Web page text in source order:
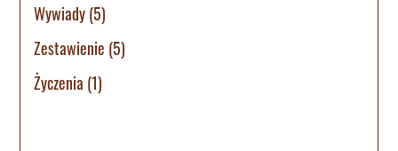
Wywiady(5)
Zestawienie (5)
Życzenia (1)